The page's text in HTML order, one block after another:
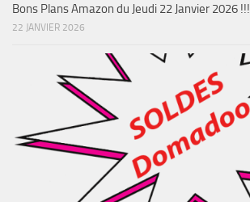
Bons Plans Amazon du Jeudi 22 Janvier 2026 !!!
22 JANVIER 2026